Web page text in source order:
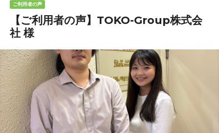
ご利用者の声
【ご利用者の声】TOKO-Group株式会
社 様